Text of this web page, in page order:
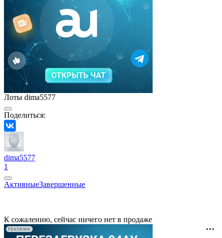
Лоты dima5577
Поделиться:
dima5577
1
АктивныеЗавершенные
К сожалению, сейчас ничего нет в продаже
РЕКЛАМА